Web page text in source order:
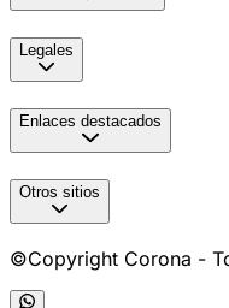
Legales
Enlaces destacados
Otros sitios
©Copyright Corona -